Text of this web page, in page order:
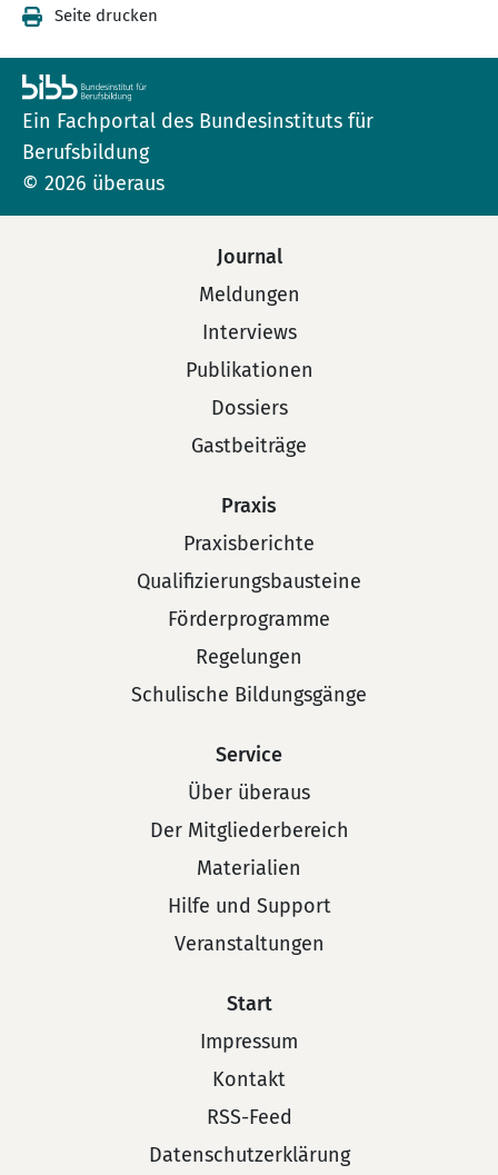
Seite drucken
Ein Fachportal des Bundesinstituts für
Berufsbildung
© 2026 überaus
Journal
Meldungen
Interviews
Publikationen
Dossiers
Gastbeiträge
Praxis
Praxisberichte
Qualifizierungsbausteine
Förderprogramme
Regelungen
Schulische Bildungsgänge
Service
Über überaus
Der Mitgliederbereich
Materialien
Hilfe und Support
Veranstaltungen
Start
Impressum
Kontakt
RSS-Feed
Datenschutzerklärung